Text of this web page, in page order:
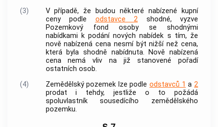
(3)
V případě, že budou některé nabízené kupní
ceny podle odstavce 2 shodné, vyzve
Pozemkový fond osoby se shodnými
nabídkami k podání nových nabídek s tím, že
nově nabízená cena nesmí být nižší než cena,
která byla shodně nabídnuta. Nově nabízená
cena nemá vliv na již stanovené pořadí
ostatních osob.
(4)
Zemědělský pozemek lze podleodstavců 1 a2
prodat i tehdy, jestliže o to požádá
spoluvlastník sousedícího zemědělského
pozemku.